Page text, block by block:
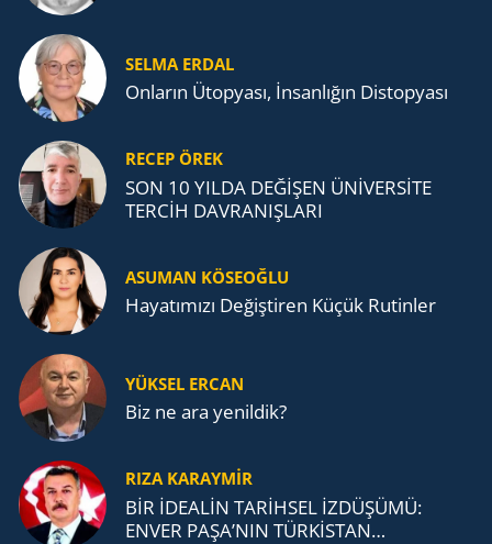
SELMA ERDAL
Onların Ütopyası, İnsanlığın Distopyası
RECEP ÖREK
SON 10 YILDA DEĞİŞEN ÜNİVERSİTE
TERCİH DAVRANIŞLARI
ASUMAN KÖSEOĞLU
Ha­ya­tı­mı­zı De­ğiş­ti­ren Küçük Ru­tin­ler
YÜKSEL ERCAN
Biz ne ara yenildik?
RIZA KARAYMIR
BİR İDEALİN TARİHSEL İZDÜŞÜMÜ:
ENVER PAŞA’NIN TÜRKİSTAN